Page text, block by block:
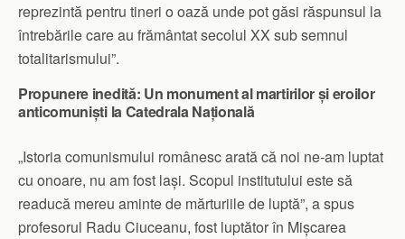
reprezintă pentru tineri o oază unde pot găsi răspunsul la
întrebările care au frământat secolul XX sub semnul
totalitarismului”.
Propunere inedită: Un monument al martirilor și eroilor
anticomuniști la Catedrala Națională
„Istoria comunismului românesc arată că noi ne-am luptat
cu onoare, nu am fost lași. Scopul institutului este să
readucă mereu aminte de mărturiile de luptă”, a spus
profesorul Radu Ciuceanu, fost luptător în Mișcarea